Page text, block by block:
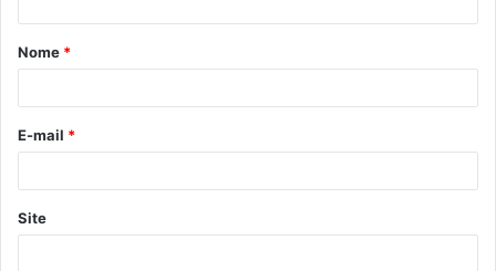
á
r
*
Nome *
E-mail *
Site